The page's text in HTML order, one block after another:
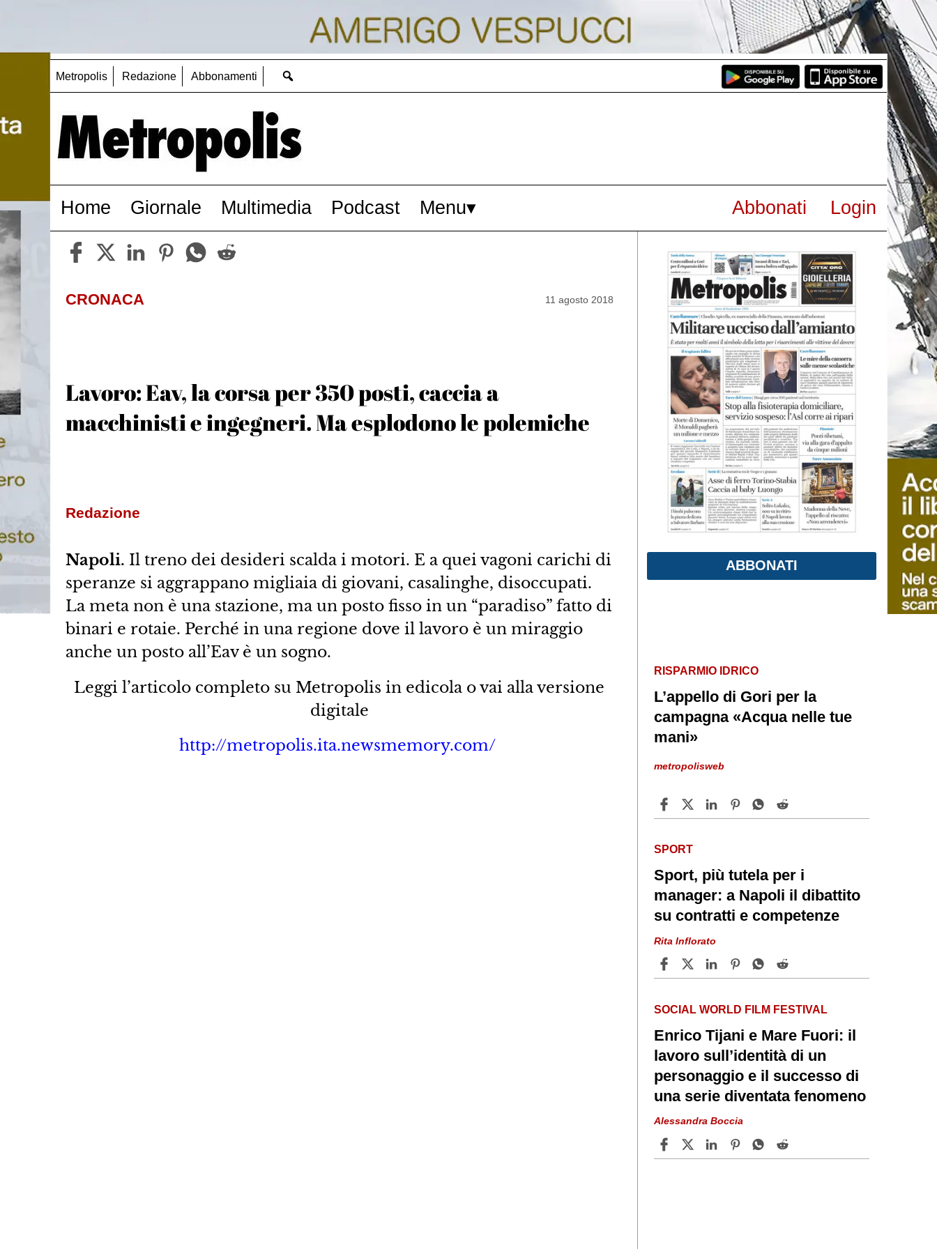
Metropolis Redazione Abbonamenti
Home Giornale Multimedia Podcast Menu Abbonati Login
CRONACA 11 agosto 2018
Lavoro: Eav, la corsa per 350 posti, caccia a
macchinisti e ingegneri. Ma esplodono le polemiche
Redazione
Napoli. Il treno dei desideri scalda i motori. E a quei vagoni carichi di
speranze si aggrappano migliaia di giovani, casalinghe, disoccupati.
La meta non è una stazione, ma un posto fisso in un “paradiso” fatto di
binari e rotaie. Perché in una regione dove il lavoro è un miraggio
anche un posto all’Eav è un sogno.
Leggi l’articolo completo su Metropolis in edicola o vai alla versione
digitale
http://metropolis.ita.newsmemory.com/
ABBONATI
RISPARMIO IDRICO
L’appello di Gori per la
campagna «Acqua nelle tue
mani»
metropolisweb
SPORT
Sport, più tutela per i
manager: a Napoli il dibattito
su contratti e competenze
Rita Inflorato
SOCIAL WORLD FILM FESTIVAL
Enrico Tijani e Mare Fuori: il
lavoro sull’identità di un
personaggio e il successo di
una serie diventata fenomeno
Alessandra Boccia